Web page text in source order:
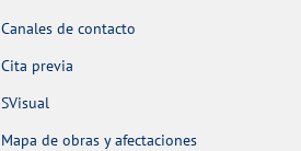
Canales de contacto
Cita previa
SVisual
Mapa de obras y afectaciones